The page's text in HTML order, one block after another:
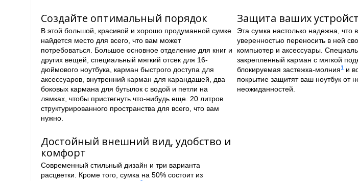
Создайте оптимальный порядок
В этой большой, красивой и хорошо продуманной сумке
найдется место для всего, что вам может
потребоваться. Большое основное отделение для книг и
других вещей, специальный мягкий отсек для 16-
дюймового ноутбука, карман быстрого доступа для
аксессуаров, внутренний карман для карандашей, два
боковых кармана для бутылок с водой и петли на
лямках, чтобы пристегнуть что-нибудь еще. 20 литров
структурированного пространства для всего, что вам
нужно.
Защита ваших
Эта сумка настолько надежна, что
уверенностью переносить в ней
компьютер и аксессуары.
закрепленный карман с мягкой
блокируемая застежка-молния1 и
покрытие защитят ваш ноутбук от
неожиданностей.
Достойный внешний вид, удобство и
комфорт
Современный стильный дизайн и три варианта
расцветки. Кроме того, сумка на 50% состоит из